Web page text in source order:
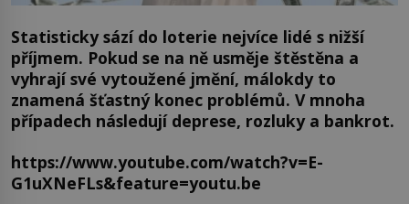
Statisticky sází do loterie nejvíce lidé s nižší
příjmem. Pokud se na ně usměje štěstěna a
vyhrají své vytoužené jmění, málokdy to
znamená šťastný konec problémů. V mnoha
případech následují deprese, rozluky a bankrot.
https://www.youtube.com/watch?v=E-
G1uXNeFLs&feature=youtu.be